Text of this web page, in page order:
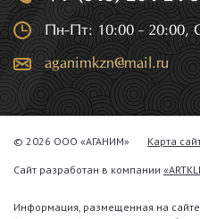
Пн-Пт: 10:00 - 20:00,
aganimkzn@mail.ru
© 2026 ООО «АГАНИМ» Карта
Сайт разработан в компании
Информация, размещенная на